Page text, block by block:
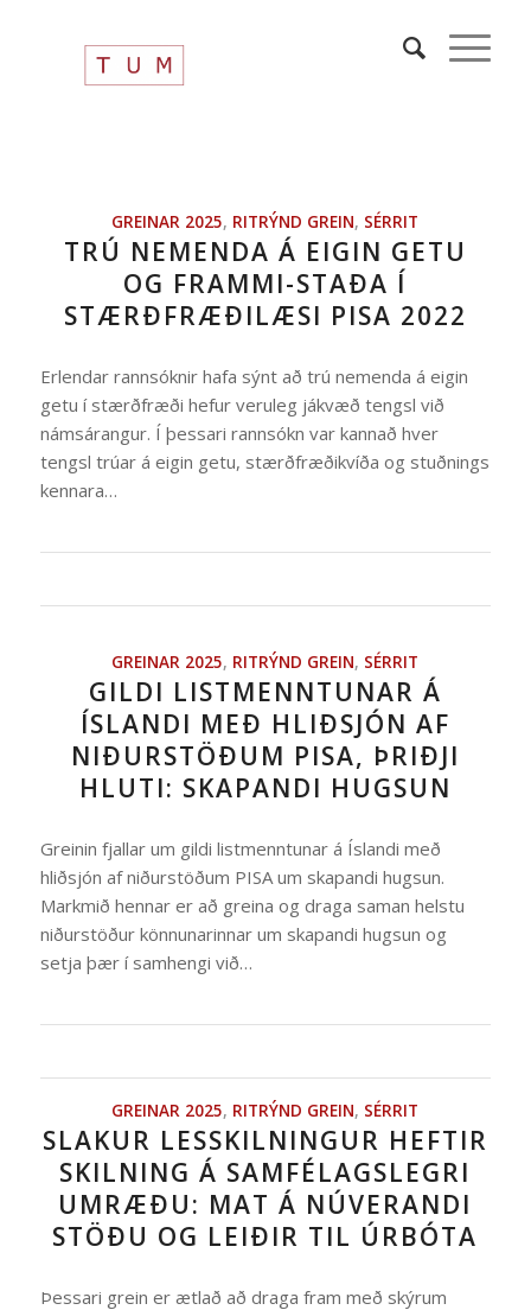
GREINAR 2025, RITRÝND GREIN, SÉRRIT
TRÚ NEMENDA Á EIGIN GETU
OG FRAMMI-STAÐA Í
STÆRÐFRÆÐILÆSI PISA 2022
Erlendar rannsóknir hafa sýnt að trú nemenda á eigin
getu í stærðfræði hefur veruleg jákvæð tengsl við
námsárangur. Í þessari rannsókn var kannað hver
tengsl trúar á eigin getu, stærðfræðikvíða og stuðnings
kennara…
GREINAR 2025, RITRÝND GREIN, SÉRRIT
GILDI LISTMENNTUNAR Á
ÍSLANDI MEÐ HLIÐSJÓN AF
NIÐURSTÖÐUM PISA, ÞRIÐJI
HLUTI: SKAPANDI HUGSUN
Greinin fjallar um gildi listmenntunar á Íslandi með
hliðsjón af niðurstöðum PISA um skapandi hugsun.
Markmið hennar er að greina og draga saman helstu
niðurstöður könnunarinnar um skapandi hugsun og
setja þær í samhengi við…
GREINAR 2025, RITRÝND GREIN, SÉRRIT
SLAKUR LESSKILNINGUR HEFTIR
SKILNING Á SAMFÉLAGSLEGRI
UMRÆÐU: MAT Á NÚVERANDI
STÖÐU OG LEIÐIR TIL ÚRBÓTA
Þessari grein er ætlað að draga fram með skýrum